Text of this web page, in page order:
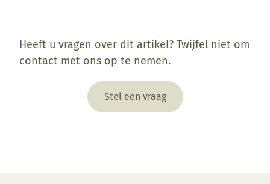
Heeft u vragen over dit artikel? Twijfel niet om
contact met ons op te nemen.
Stel een vraag